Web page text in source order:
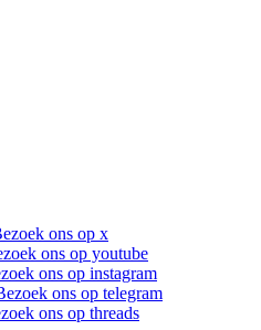
ons op x
ons op youtube
ons op instagram
ons op telegram
ons op threads